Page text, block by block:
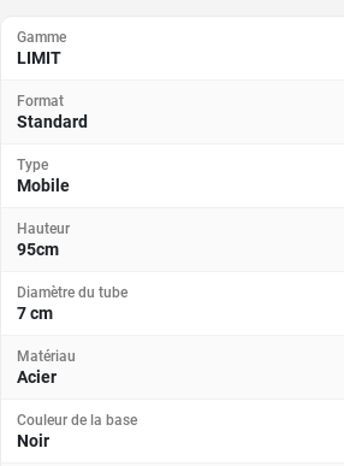
Gamme
LIMIT
Format
Standard
Type
Mobile
Hauteur
95cm
Diamètre du tube
7 cm
Matériau
Acier
Couleur de la base
Noir